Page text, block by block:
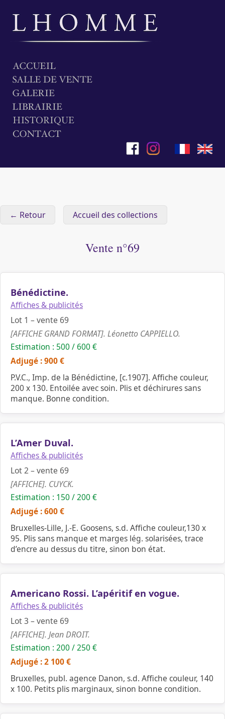
← Retour Accueil des collections
Vente n°69
Bénédictine.
Affiches & publicités
Lot 1 – vente 69
[AFFICHE GRAND FORMAT]. Léonetto CAPPIELLO.
Estimation : 500 / 600 €
Adjugé : 900 €
P.V.C., Imp. de la Bénédictine, [c.1907]. Affiche couleur,
200 x 130. Entoilée avec soin. Plis et déchirures sans
manque. Bonne condition.
L’Amer Duval.
Affiches & publicités
Lot 2 – vente 69
[AFFICHE]. CUYCK.
Estimation : 150 / 200 €
Adjugé : 600 €
Bruxelles-Lille, J.-E. Goosens, s.d. Affiche couleur,130 x
95. Plis sans manque et marges lég. solarisées, trace
d’encre au dessus du titre, sinon bon état.
Americano Rossi. L’apéritif en vogue.
Affiches & publicités
Lot 3 – vente 69
[AFFICHE]. Jean DROIT.
Estimation : 200 / 250 €
Adjugé : 2 100 €
Bruxelles, publ. agence Danon, s.d. Affiche couleur, 140
x 100. Petits plis marginaux, sinon bonne condition.